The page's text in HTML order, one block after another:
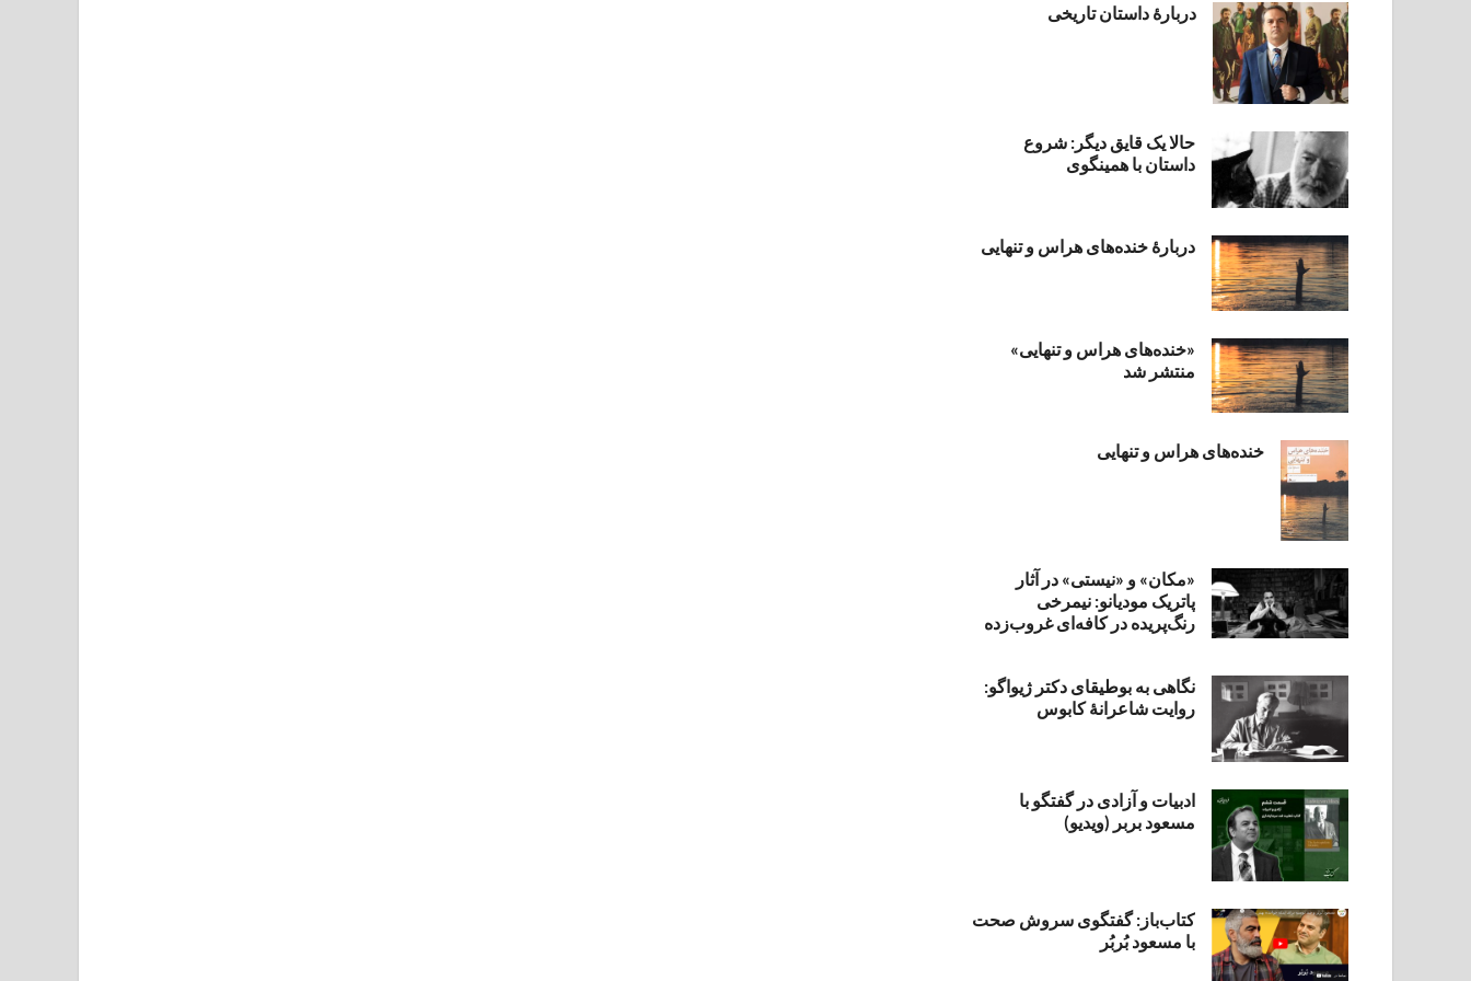
دربارۀ داستان تاریخی
حالا یک قایق دیگر: شروع
داستان با همینگوی
دربارهٔ خنده‌های هراس و تنهایی
«خنده‌های هراس و تنهایی»
منتشر شد
خنده‌های هراس و تنهایی
«مکان» و «نیستی» در آثار
پاتریک مودیانو: نیمرخی
رنگ‌پریده در کافه‌ای غروب‌زده
نگاهی به بوطیقای دکتر ژیواگو:
روایت شاعرانۀ کابوس
ادبیات و آزادی در گفتگو با
مسعود بربر (ویدیو)
کتاب‌باز: گفتگوی سروش صحت
با مسعود بُربُر